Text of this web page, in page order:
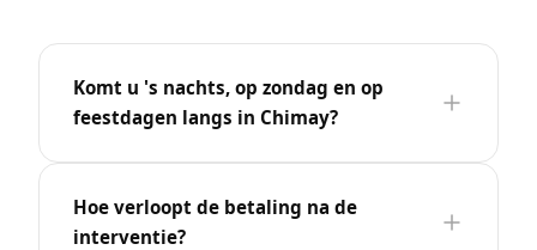
Komt u 's nachts, op zondag en op
feestdagen langs in Chimay?
Hoe verloopt de betaling na de
interventie?